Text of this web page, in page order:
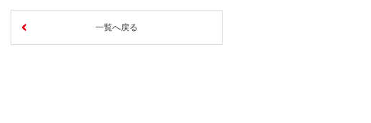
一覧へ戻る